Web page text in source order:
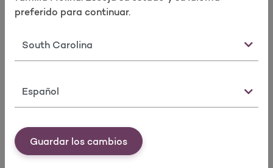
preferido para continuar.
Estado
Idioma
Guardar los cambios
Molina Healthcare of South
Carolina